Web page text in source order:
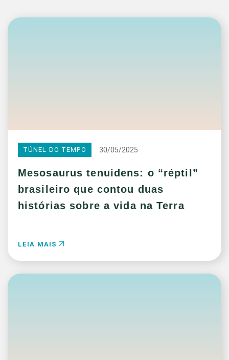
TÚNEL DO TEMPO 30/05/2025
Mesosaurus tenuidens: o “réptil”
brasileiro que contou duas
histórias sobre a vida na Terra
LEIA MAIS